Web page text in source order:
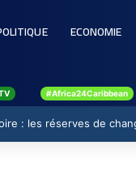
ECONOMIE
#Africa24Caribbean
: les réserves de